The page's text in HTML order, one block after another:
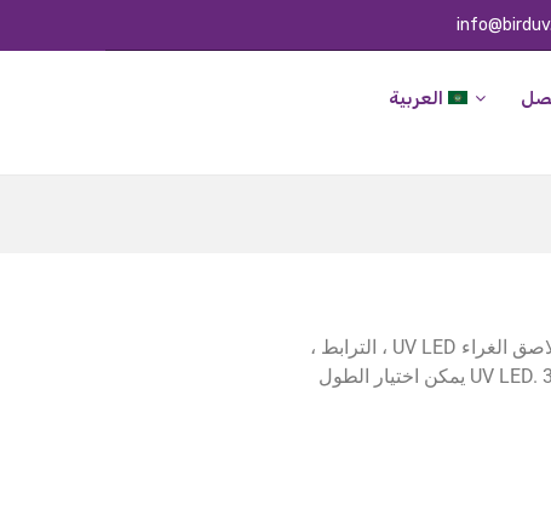
العربية
شعلة الطيور UV UV المستخدمة على نطاق واسع في العديد من الصناعات ، لاصق الغراء UV LED ، الترابط ،
حبر UV LED واختبار الورنيش ، اختبار طلاء UV LED. 365NM 385NM 395NM 405NM يمكن اختيار الطول